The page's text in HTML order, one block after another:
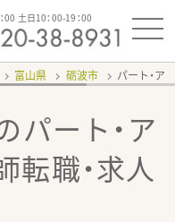
00 土日10：00-19：00
富山県 砺波市 パート・ア
パート・ア
転職・求人